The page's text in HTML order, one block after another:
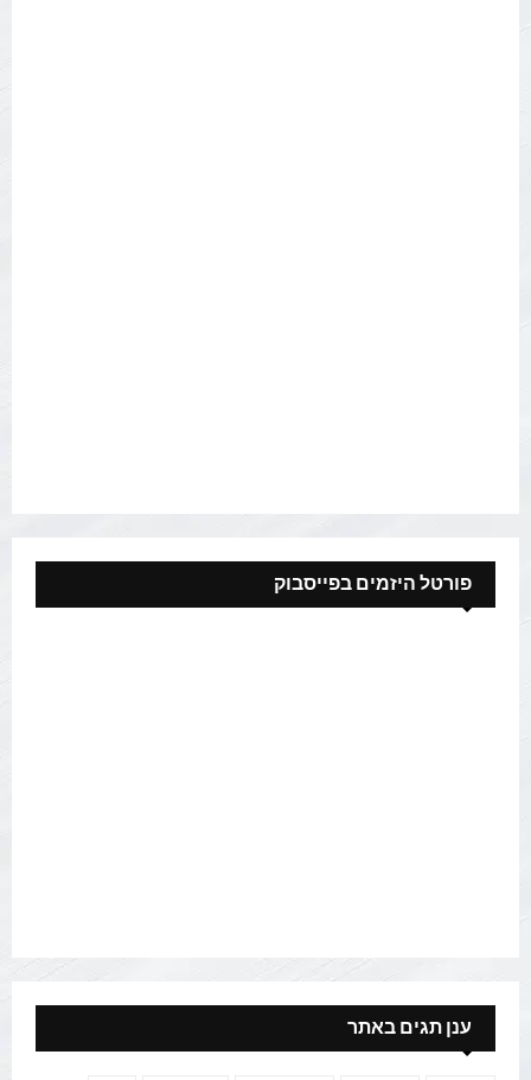
פורטל היזמים בפייסבוק
ענן תגים באתר